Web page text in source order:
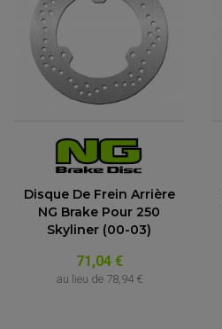
Disque De Frein Arrière
NG Brake Pour 250
Skyliner (00-03)
71,04 €
au lieu de 78,94 €